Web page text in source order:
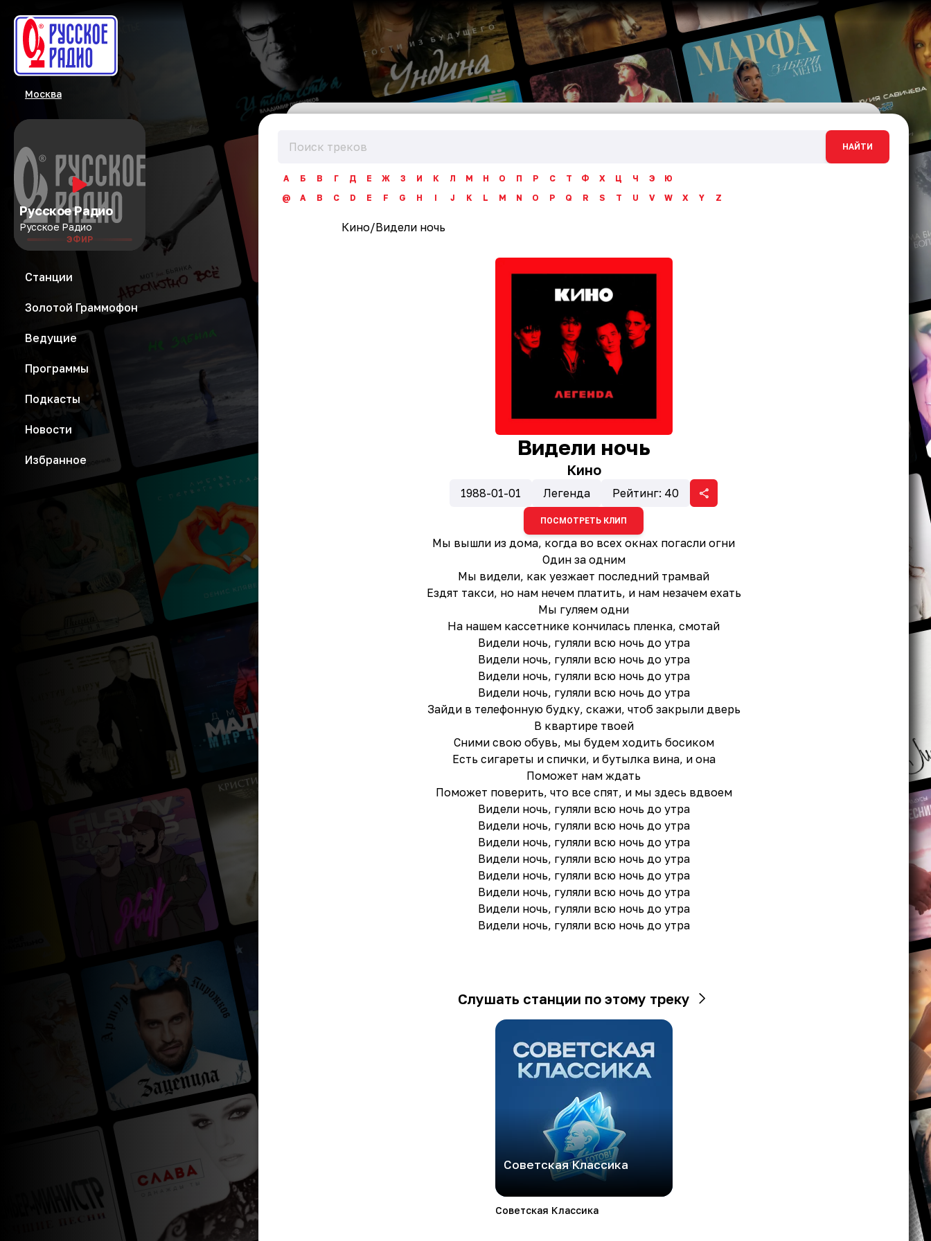
Москва
Русское Радио
Русское Радио
ЭФИР
Станции
Золотой Граммофон
Ведущие
Программы
Подкасты
Новости
Избранное
НАЙТИ
А Б В Г Д Е Ж З И К Л М Н О П Р С Т Ф Х Ц Ч Э
Ю
@
A B C D E F G H I J K L M N O P Q R S T U V W X Y Z
Кино/Видели ночь
Видели ночь
Кино
1988-01-01 Легенда Рейтинг: 40
ПОСМОТРЕТЬ КЛИП
Мы вышли из дома, когда во всех окнах погасли огни
Один за одним
Мы видели, как уезжает последний трамвай
Ездят такси, но нам нечем платить, и нам незачем ехать
Мы гуляем одни
На нашем кассетнике кончилась пленка, смотай
Видели ночь, гуляли всю ночь до утра
Видели ночь, гуляли всю ночь до утра
Видели ночь, гуляли всю ночь до утра
Видели ночь, гуляли всю ночь до утра
Зайди в телефонную будку, скажи, чтоб закрыли дверь
В квартире твоей
Сними свою обувь, мы будем ходить босиком
Есть сигареты и спички, и бутылка вина, и она
Поможет нам ждать
Поможет поверить, что все спят, и мы здесь вдвоем
Видели ночь, гуляли всю ночь до утра
Видели ночь, гуляли всю ночь до утра
Видели ночь, гуляли всю ночь до утра
Видели ночь, гуляли всю ночь до утра
Видели ночь, гуляли всю ночь до утра
Видели ночь, гуляли всю ночь до утра
Видели ночь, гуляли всю ночь до утра
Видели ночь, гуляли всю ночь до утра
Слушать станции по этому треку
Советская Классика
Советская Классика